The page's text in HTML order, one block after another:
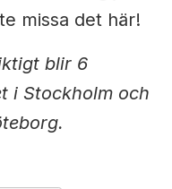
missa det här!
blir 6
i Stockholm och